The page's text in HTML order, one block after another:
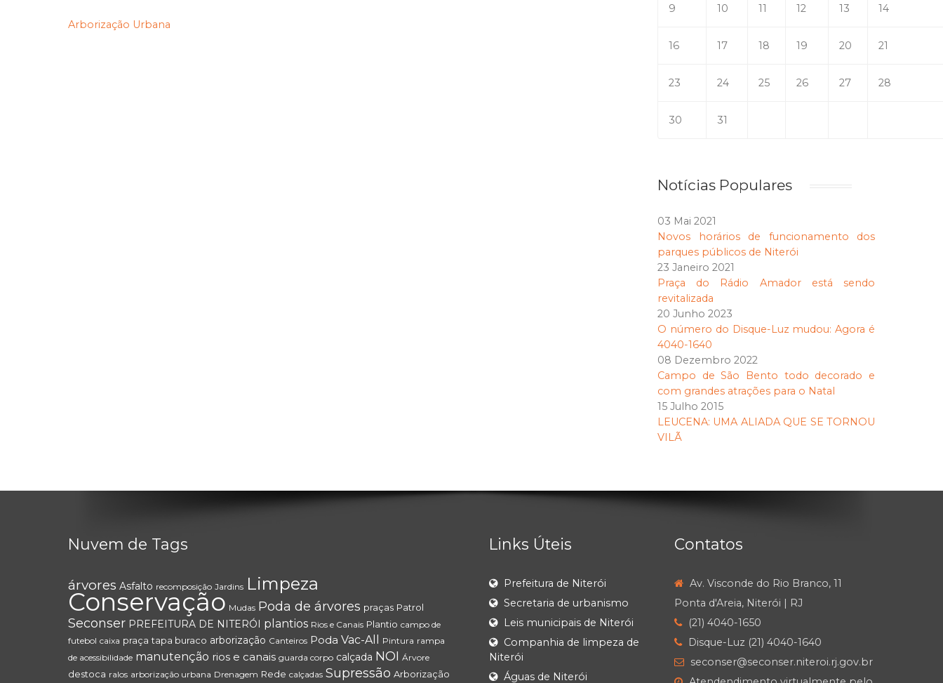
Arborização Urbana
9 10 11 12 13 14
16 17 18 19 20 21
23 24 25 26 27 28
30 31
Notícias Populares
03 Mai 2021
Novos horários de funcionamento dos
parques públicos de Niterói
23 Janeiro 2021
Praça do Rádio Amador está sendo
revitalizada
20 Junho 2023
O número do Disque-Luz mudou: Agora é
4040-1640
08 Dezembro 2022
Campo de São Bento todo decorado e
com grandes atrações para o Natal
15 Julho 2015
LEUCENA: UMA ALIADA QUE SE TORNOU
VILÃ
Nuvem de Tags
árvores Asfalto recomposição Jardins Limpeza
Conservação Mudas Poda de árvores praças Patrol
Seconser PREFEITURA DE NITERÓI plantios Rios e Canais Plantio campo de
futebol caixa praça tapa buraco arborização Canteiros Poda Vac-All Pintura rampa
de acessibilidade manutenção rios e canais guarda corpo calçada NOI Árvore
destoca ralos arborização urbana Drenagem Rede calçadas Supressão Arborização
Links Úteis
Prefeitura de Niterói
Secretaria de urbanismo
Leis municipais de Niterói
Companhia de limpeza de
Niterói
Águas de Niterói
Contatos
Av. Visconde do Rio Branco, 11
Ponta d'Areia, Niterói | RJ
(21) 4040-1650
Disque-Luz (21) 4040-1640
seconser@seconser.niteroi.rj.gov.br